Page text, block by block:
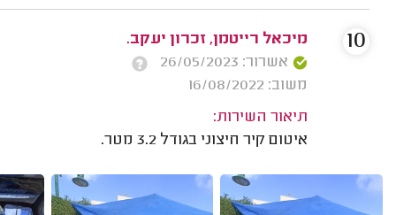
מיכאל רייטמן, זכרון יעקב.
אשרור: 26/05/2023
משוב: 16/08/2022
תיאור השירות:
איטום קיר חיצוני בגודל 3.2 מטר.
10